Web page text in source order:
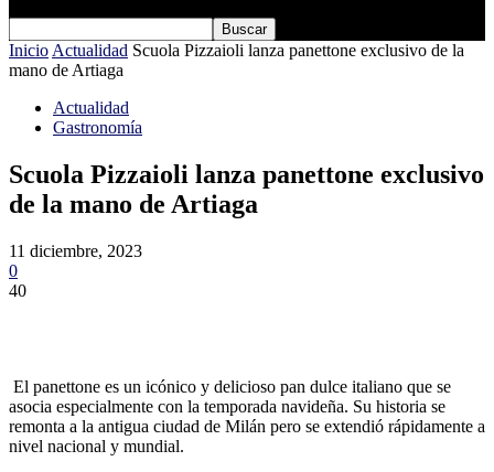
Inicio Actualidad Scuola Pizzaioli lanza panettone exclusivo de la
mano de Artiaga
Actualidad
Gastronomía
Scuola Pizzaioli lanza panettone exclusivo
de la mano de Artiaga
11 diciembre, 2023
0
40
El panettone es un icónico y delicioso pan dulce italiano que se
asocia especialmente con la temporada navideña. Su historia se
remonta a la antigua ciudad de Milán pero se extendió rápidamente a
nivel nacional y mundial.